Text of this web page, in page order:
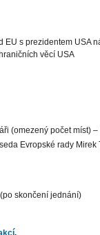
EU s prezidentem USA
věcí USA
(omezený počet míst)
Evropské rady
skončení jednání)
.